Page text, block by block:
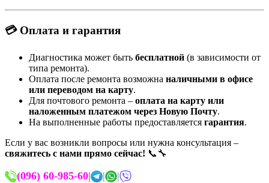
💳 Оплата и гарантия
Диагностика может быть бесплатной (в зависимости от
типа ремонта).
Оплата после ремонта возможна наличными в офисе
или переводом на карту.
Для почтового ремонта – оплата на карту или
наложенным платежом через Новую Почту.
На выполненные работы предоставляется гарантия.
Если у вас возникли вопросы или нужна консультация –
свяжитесь с нами прямо сейчас! 📞🔧
(096) 60-985-60| | |